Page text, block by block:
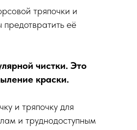
тряпочки и
её
чистки. Это
краски.
и тряпочку для
и труднодоступным